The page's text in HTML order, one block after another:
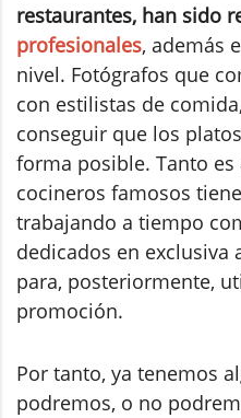
restaurantes, han sido
profesionales, además
nivel. Fotógrafos que
con estilistas de
conseguir que los
forma posible. Tanto
cocineros famosos
trabajando a tiempo
dedicados en exclusiva
para, posteriormente,
promoción.
Por tanto, ya tenemos
podremos, o no